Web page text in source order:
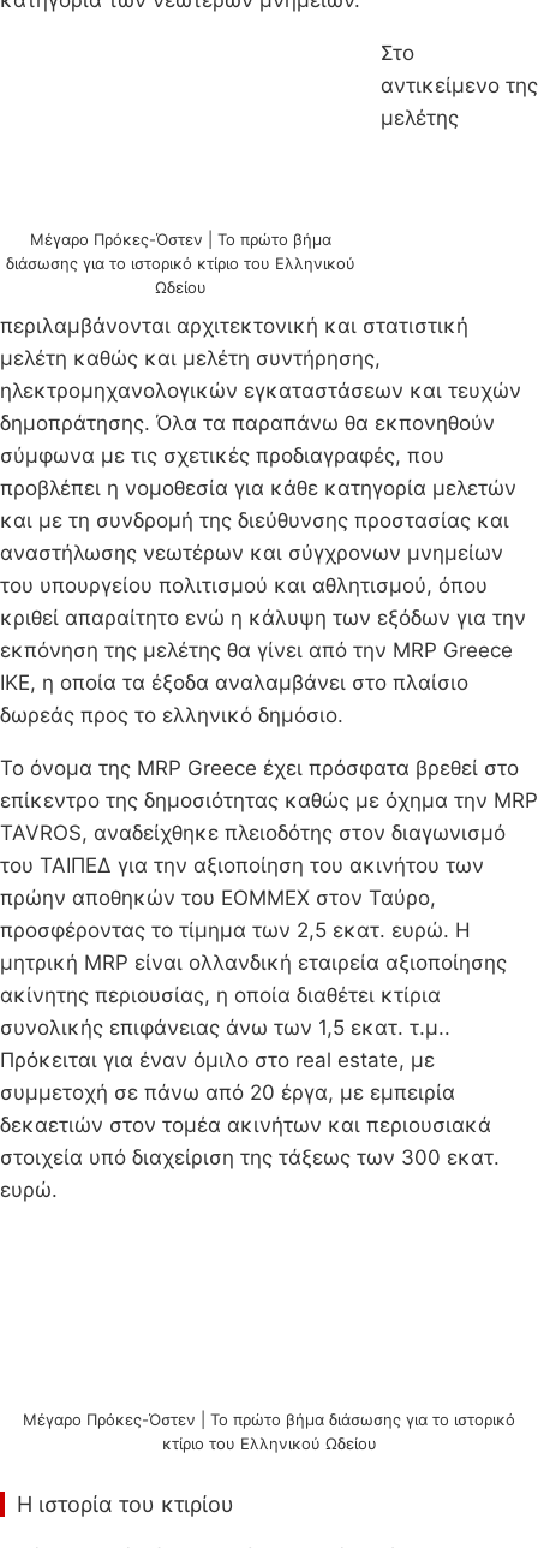
Μέγαρο Πρόκες-Όστεν | Το πρώτο βήμα
διάσωσης για το ιστορικό κτίριο του Ελληνικού
Ωδείου
Στο
αντικείμενο της
μελέτης
περιλαμβάνονται αρχιτεκτονική και στατιστική
μελέτη καθώς και μελέτη συντήρησης,
ηλεκτρομηχανολογικών εγκαταστάσεων και τευχών
δημοπράτησης. Όλα τα παραπάνω θα εκπονηθούν
σύμφωνα με τις σχετικές προδιαγραφές, που
προβλέπει η νομοθεσία για κάθε κατηγορία μελετών
και με τη συνδρομή της διεύθυνσης προστασίας και
αναστήλωσης νεωτέρων και σύγχρονων μνημείων
του υπουργείου πολιτισμού και αθλητισμού, όπου
κριθεί απαραίτητο ενώ η κάλυψη των εξόδων για την
εκπόνηση της μελέτης θα γίνει από την MRP Greece
ΙΚΕ, η οποία τα έξοδα αναλαμβάνει στο πλαίσιο
δωρεάς προς το ελληνικό δημόσιο.
Το όνομα της MRP Greece έχει πρόσφατα βρεθεί στο
επίκεντρο της δημοσιότητας καθώς με όχημα την MRP
TAVROS, αναδείχθηκε πλειοδότης στον διαγωνισμό
του ΤΑΙΠΕΔ για την αξιοποίηση του ακινήτου των
πρώην αποθηκών του ΕΟΜΜΕΧ στον Ταύρο,
προσφέροντας το τίμημα των 2,5 εκατ. ευρώ. Η
μητρική MRP είναι ολλανδική εταιρεία αξιοποίησης
ακίνητης περιουσίας, η οποία διαθέτει κτίρια
συνολικής επιφάνειας άνω των 1,5 εκατ. τ.μ..
Πρόκειται για έναν όμιλο στο real estate, με
συμμετοχή σε πάνω από 20 έργα, με εμπειρία
δεκαετιών στον τομέα ακινήτων και περιουσιακά
στοιχεία υπό διαχείριση της τάξεως των 300 εκατ.
ευρώ.
Μέγαρο Πρόκες-Όστεν | Το πρώτο βήμα διάσωσης για το ιστορικό
κτίριο του Ελληνικού Ωδείου
Η ιστορία του κτιρίου